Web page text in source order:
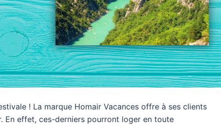
! La marque Homair Vacances offre à ses clients
En effet, ces-derniers pourront loger en toute